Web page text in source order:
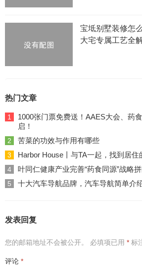
宝坻别墅装修怎
大宅专属工艺全
热门文章
1
1000张门票免费送！AAES大会、药
启！
2 苦菜的功效与作用有哪些
3 Harbor House丨与TA一起，找到居住
4 叶同仁健康产业完善“药食同源”战略
5 十大汽车导航品牌，汽车导航简单介
发表回复
您的邮箱地址不会被公开。 必填项已用 * 标
评论 *